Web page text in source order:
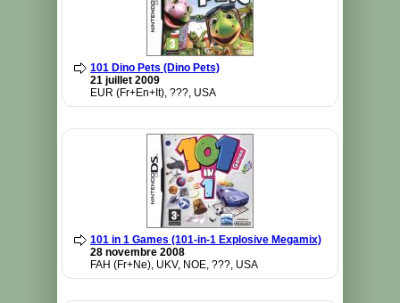
101 Dino Pets (Dino Pets)
21 juillet 2009
EUR (Fr+En+It), ???, USA
101 in 1 Games (101-in-1 Explosive Megamix)
28 novembre 2008
FAH (Fr+Ne), UKV, NOE, ???, USA